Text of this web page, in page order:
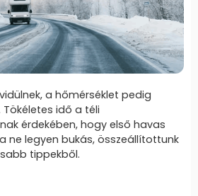
a hőmérséklet pedig
idő a téli
érdekében, hogy első havas
ne legyen bukás, összeállítottunk
tippekből.